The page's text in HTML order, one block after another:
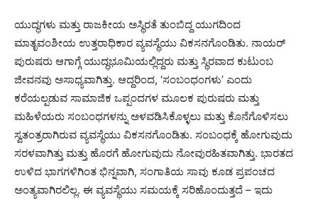
ಯುದ್ಧಗಳು ಮತ್ತು ರಾಜಕೀಯ ಅಸ್ಥಿರತೆ ತುಂಬಿದ್ದ ಯುಗದಿಂದ
ಮಾತೃವಂಶೀಯ ಉತ್ತರಾಧಿಕಾರ ವ್ಯವಸ್ಥೆಯು ವಿಕಸನಗೊಂಡಿತು. ನಾಯರ್
ಪುರುಷರು ಆಗಾಗ್ಗೆ ಯುದ್ಧಭೂಮಿಯಲ್ಲಿದ್ದರು ಮತ್ತು ಸ್ಥಿರವಾದ ಕುಟುಂಬ
ಜೀವನವು ಅಸಾಧ್ಯವಾಗಿತ್ತು. ಆದ್ದರಿಂದ, ‘ಸಂಬಂಧಂಗಳು’ ಎಂದು
ಕರೆಯಲ್ಪಡುವ ಸಾಮಾಜಿಕ ಒಪ್ಪಂದಗಳ ಮೂಲಕ ಪುರುಷರು ಮತ್ತು
ಮಹಿಳೆಯರು ಸಂಬಂಧಗಳನ್ನು ಅಳವಡಿಸಿಕೊಳ್ಳಲು ಮತ್ತು ಕೊನೆಗೊಳಿಸಲು
ಸ್ವತಂತ್ರರಾಗಿರುವ ವ್ಯವಸ್ಥೆಯು ವಿಕಸನಗೊಂಡಿತು. ಸಂಬಂಧಕ್ಕೆ ಹೋಗುವುದು
ಸರಳವಾಗಿತ್ತು ಮತ್ತು ಹೊರಗೆ ಹೋಗುವುದು ನೋವುರಹಿತವಾಗಿತ್ತು. ಭಾರತದ
ಉಳಿದ ಭಾಗಗಳಿಗಿಂತ ಭಿನ್ನವಾಗಿ, ಸಂಗಾತಿಯ ಸಾವು ಕೂಡ ಪ್ರಪಂಚದ
ಅಂತ್ಯವಾಗಿರಲಿಲ್ಲ. ಈ ವ್ಯವಸ್ಥೆಯು ಸಮಯಕ್ಕೆ ಸರಿಹೊಂದುತ್ತದೆ – ಇದು